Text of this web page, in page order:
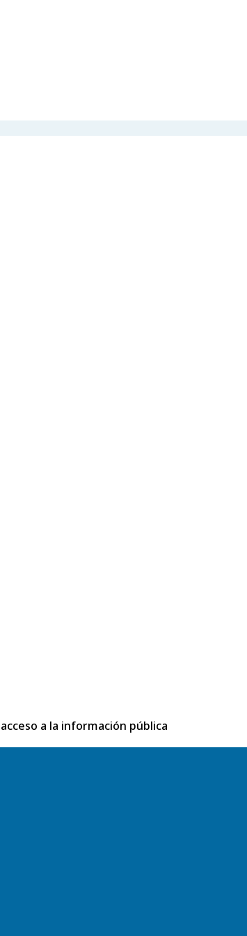
a la información pública